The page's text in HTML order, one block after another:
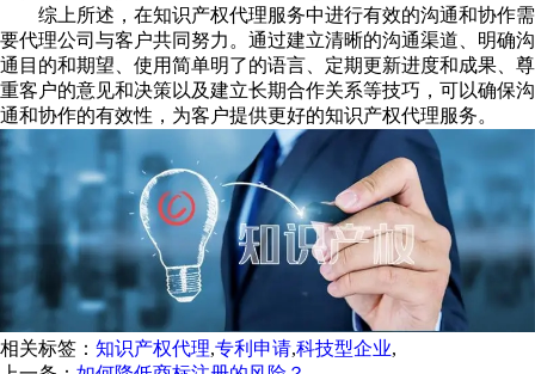
综上所述，在知识产权代理服务中进行有效的沟通和协作需
要代理公司与客户共同努力。通过建立清晰的沟通渠道、明确沟
通目的和期望、使用简单明了的语言、定期更新进度和成果、尊
重客户的意见和决策以及建立长期合作关系等技巧，可以确保沟
通和协作的有效性，为客户提供更好的知识产权代理服务。
相关标签： 知识产权代理,专利申请,科技型企业,